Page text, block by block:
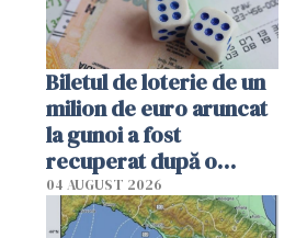
Biletul de loterie de un
milion de euro aruncat
la gunoi a fost
recuperat după o
operațiune incredibilă
în Italia
04 AUGUST 2026